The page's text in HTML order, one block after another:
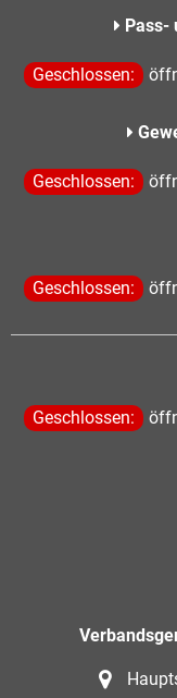
Pass-
Klicken, um
Geschlossen:
Klicken, um
Geschlossen:
Klicken, um
Geschlossen:
Klicken, um
Geschlossen: